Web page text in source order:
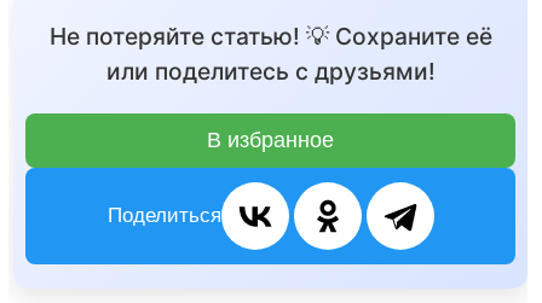
Не потеряйте статью! 💡 Сохраните её
или поделитесь с друзьями!
В избранное
Поделиться